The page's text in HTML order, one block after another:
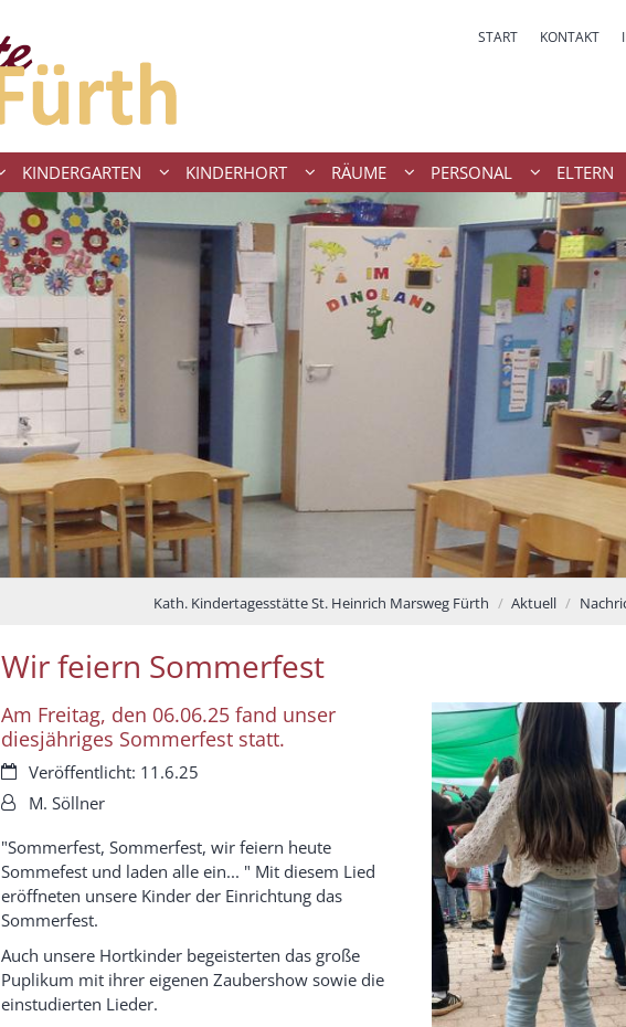
START KONTAKT
KINDERGARTEN KINDERHORT RÄUME PERSONAL ELTERN
Kath. Kindertagesstätte St. Heinrich Marsweg Fürth Aktuell
Wir feiern Sommerfest
Am Freitag, den 06.06.25 fand unser
diesjähriges Sommerfest statt.
Datum:Veröffentlicht: 11.6.25
Von:M. Söllner
"Sommerfest, Sommerfest, wir feiern heute
Sommefest und laden alle ein... " Mit diesem Lied
eröffneten unsere Kinder der Einrichtung das
Sommerfest.
Auch unsere Hortkinder begeisterten das große
Puplikum mit ihrer eigenen Zaubershow sowie die
einstudierten Lieder.